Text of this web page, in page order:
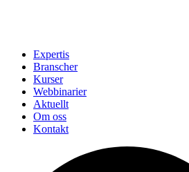
Expertis
Branscher
Kurser
Webbinarier
Aktuellt
Om oss
Kontakt